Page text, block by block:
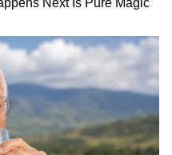
Duniya Vijay Daughter: ఫుల్
బాలకృష్ణ విలన్ కూతురికి చేదు
అనుభవం అనుభవం